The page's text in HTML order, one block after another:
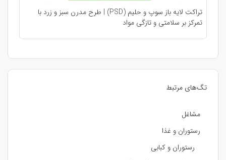
تگ‌های مرتبط
مشاغل
رستوران و غذا
رستوران و کبابی
تراکت لایه باز سوپ و حلیم (PSD) | طرح مدرن سبز و زرد با
تمرکز بر سلامتی و تازگی مواد